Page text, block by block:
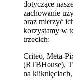
dotyczące
zachowanie
oraz mierzyć
korzystamy w
trzecich:
Criteo, Meta-
(RTBHouse),
na